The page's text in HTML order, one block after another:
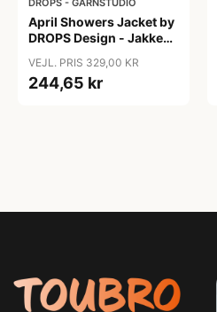
DROPS - GARNSTUDIO
April Showers Jacket by
DROPS Design - Jakke
XXXL
VEJL. PRIS 329,00 KR
244,65 kr